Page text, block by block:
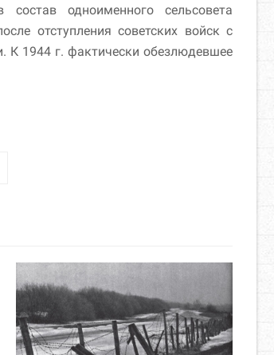
одноименного сельсовета
отступления советских войск с
К 1944 г. фактически обезлюдевшее